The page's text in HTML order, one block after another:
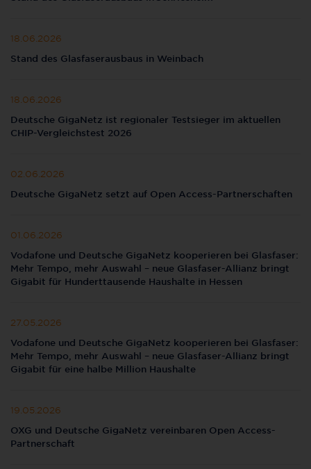
18.06.2026
Stand des Glasfaserausbaus in Weinbach
18.06.2026
Deutsche GigaNetz ist regionaler Testsieger im aktuellen
CHIP-Vergleichstest 2026
02.06.2026
Deutsche GigaNetz setzt auf Open Access-Partnerschaften
01.06.2026
Vodafone und Deutsche GigaNetz kooperieren bei Glasfaser:
Mehr Tempo, mehr Auswahl – neue Glasfaser-Allianz bringt
Gigabit für Hunderttausende Haushalte in Hessen
27.05.2026
Vodafone und Deutsche GigaNetz kooperieren bei Glasfaser:
Mehr Tempo, mehr Auswahl – neue Glasfaser-Allianz bringt
Gigabit für eine halbe Million Haushalte
19.05.2026
OXG und Deutsche GigaNetz vereinbaren Open Access-
Partnerschaft